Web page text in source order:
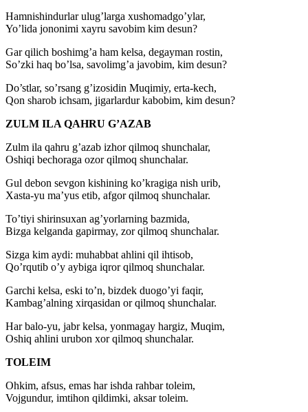
Hamnishindurlar ulug’larga xushomadgo’ylar,
Yo’lida jononimi xayru savobim kim desun?
Gar qilich boshimg’a ham kelsa, degayman rostin,
So’zki haq bo’lsa, savolimg’a javobim, kim desun?
Do’stlar, so’rsang g’izosidin Muqimiy, erta-kech,
Qon sharob ichsam, jigarlardur kabobim, kim desun?
ZULM ILA QAHRU G’AZAB
Zulm ila qahru g’azab izhor qilmoq shunchalar,
Oshiqi bechoraga ozor qilmoq shunchalar.
Gul debon sevgon kishining ko’kragiga nish urib,
Xasta-yu ma’yus etib, afgor qilmoq shunchalar.
To’tiyi shirinsuxan ag’yorlarning bazmida,
Bizga kelganda gapirmay, zor qilmoq shunchalar.
Sizga kim aydi: muhabbat ahlini qil ihtisob,
Qo’rqutib o’y aybiga iqror qilmoq shunchalar.
Garchi kelsa, eski to’n, bizdek duogo’yi faqir,
Kambag’alning xirqasidan or qilmoq shunchalar.
Har balo-yu, jabr kelsa, yonmagay hargiz, Muqim,
Oshiq ahlini urubon xor qilmoq shunchalar.
TOLEIM
Ohkim, afsus, emas har ishda rahbar toleim,
Vojgundur, imtihon qildimki, aksar toleim.